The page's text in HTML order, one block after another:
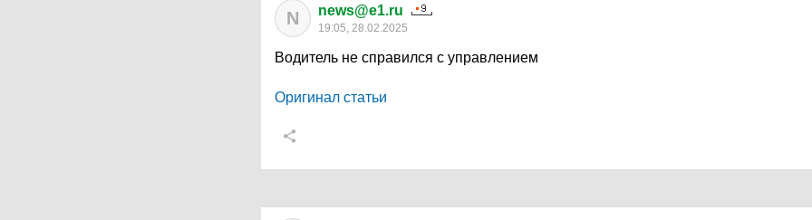
N news@e1.ru
19:05, 28.02.2025
Водитель не справился с управлением
Оригинал статьи